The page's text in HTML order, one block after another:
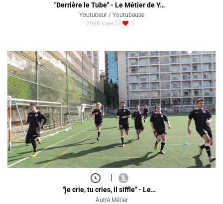
"Derrière le Tube" - Le Métier de Y…
Youtubeur / Youtubeuse
2988 vues
1
|
"je crie, tu cries, il siffle" - Le…
Autre Métier